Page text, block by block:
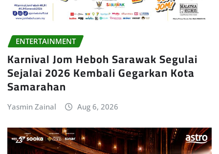
ENTERTAINMENT
Karnival Jom Heboh Sarawak Segulai
Sejalai 2026 Kembali Gegarkan Kota
Samarahan
Yasmin Zainal Aug 6, 2026